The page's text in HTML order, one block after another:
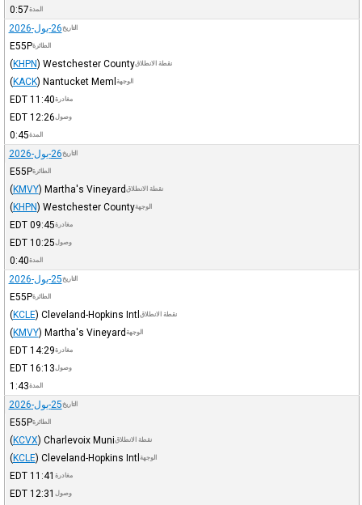
المدة0:57
التاريخ26-يول-2026
الطائرةE55P
نقطة الانطلاقWestchester County
(KHPN)
الوجهة Nantucket Meml
(KACK)
مغادرة11:40
EDT
وصول 12:26
EDT
المدة0:45
التاريخ26-يول-2026
الطائرةE55P
نقطة الانطلاق Martha's Vineyard
(KMVY)
الوجهةWestchester County
(KHPN)
مغادرة09:45
EDT
وصول 10:25
EDT
المدة0:40
التاريخ25-يول-2026
الطائرةE55P
نقطة الانطلاق Cleveland-Hopkins Intl
(KCLE)
الوجهة Martha's Vineyard
(KMVY)
مغادرة14:29
EDT
وصول 16:13
EDT
المدة1:43
التاريخ25-يول-2026
الطائرةE55P
نقطة الانطلاقCharlevoix Muni
(KCVX)
الوجهة Cleveland-Hopkins Intl
(KCLE)
مغادرة 11:41
EDT
وصول 12:31
EDT